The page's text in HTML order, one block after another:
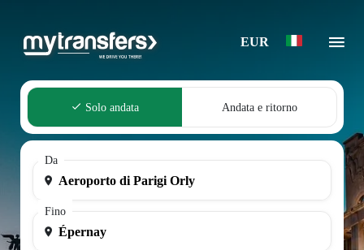
EUR
Solo andata Andata e ritorno
Da
Fino